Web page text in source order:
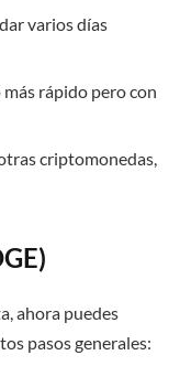
varios días
más rápido pero con
criptomonedas,
ahora puedes
pasos generales: